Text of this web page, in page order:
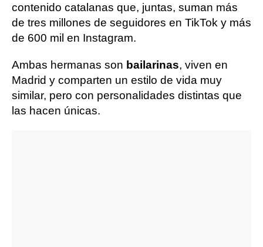
contenido catalanas que, juntas, suman más
de tres millones de seguidores en TikTok y más
de 600 mil en Instagram.
Ambas hermanas son bailarinas, viven en
Madrid y comparten un estilo de vida muy
similar, pero con personalidades distintas que
las hacen únicas.